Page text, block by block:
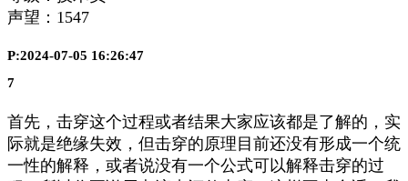
声望： 1547
P:2024-07-05 16:26:47
7
首先，击穿这个过程或者结果大家应该都是了解的，实
际就是绝缘失效，但击穿的原理目前还没有形成一个统
一性的解释，或者说没有一个公式可以解释击穿的过